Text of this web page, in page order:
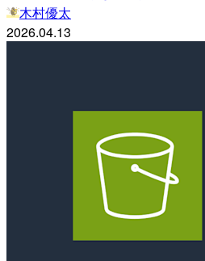
木村優太
2026.04.13